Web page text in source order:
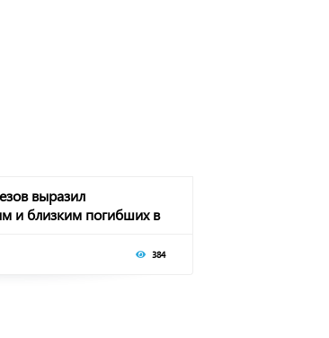
выразил
и близким погибших в
384